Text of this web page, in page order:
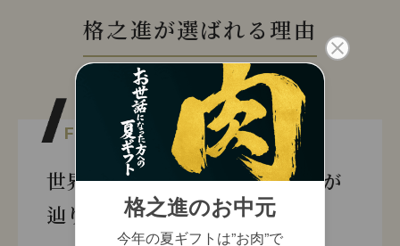
格之進が選ばれる理由
FEATURE 01
世界一お肉に真剣！お肉のプロが
辿り着いた味